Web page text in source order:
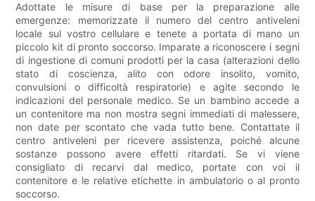
Adottate le misure di base per la preparazione alle
emergenze: memorizzate il numero del centro antiveleni
locale sul vostro cellulare e tenete a portata di mano un
piccolo kit di pronto soccorso. Imparate a riconoscere i segni
di ingestione di comuni prodotti per la casa (alterazioni dello
stato di coscienza, alito con odore insolito, vomito,
convulsioni o difficoltà respiratorie) e agite secondo le
indicazioni del personale medico. Se un bambino accede a
un contenitore ma non mostra segni immediati di malessere,
non date per scontato che vada tutto bene. Contattate il
centro antiveleni per ricevere assistenza, poiché alcune
sostanze possono avere effetti ritardati. Se vi viene
consigliato di recarvi dal medico, portate con voi il
contenitore e le relative etichette in ambulatorio o al pronto
soccorso.